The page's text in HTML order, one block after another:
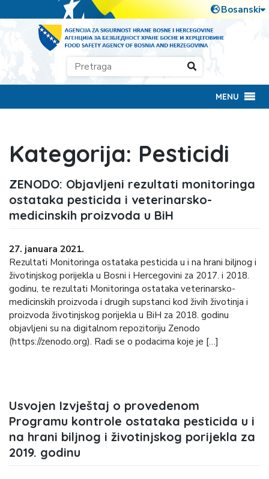
MENU
Kategorija: Pesticidi
ZENODO: Objavljeni rezultati monitoringa
ostataka pesticida i veterinarsko-
medicinskih proizvoda u BiH
27. januara 2021.
Rezultati Monitoringa ostataka pesticida u i na hrani biljnog i
životinjskog porijekla u Bosni i Hercegovini za 2017. i 2018.
godinu, te rezultati Monitoringa ostataka veterinarsko-
medicinskih proizvoda i drugih supstanci kod živih životinja i
proizvoda životinjskog porijekla u BiH za 2018. godinu
objavljeni su na digitalnom repozitoriju Zenodo
(https://zenodo.org). Radi se o podacima koje je […]
Usvojen Izvještaj o provedenom
Programu kontrole ostataka pesticida u i
na hrani biljnog i životinjskog porijekla za
2019. godinu